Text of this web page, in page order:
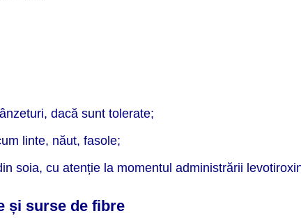
dacă sunt tolerate;
linte, năut, fasole;
soia, cu atenție la momentul administrării
și surse de fibre